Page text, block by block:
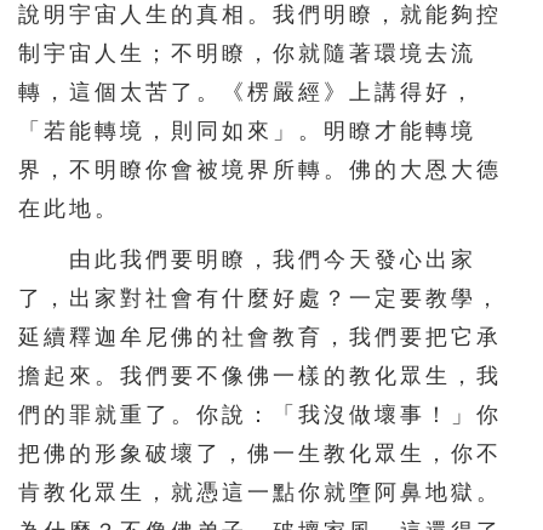
說明宇宙人生的真相。我們明瞭，就能夠控
制宇宙人生；不明瞭，你就隨著環境去流
轉，這個太苦了。《楞嚴經》上講得好，
「若能轉境，則同如來」。明瞭才能轉境
界，不明瞭你會被境界所轉。佛的大恩大德
在此地。
由此我們要明瞭，我們今天發心出家
了，出家對社會有什麼好處？一定要教學，
延續釋迦牟尼佛的社會教育，我們要把它承
擔起來。我們要不像佛一樣的教化眾生，我
們的罪就重了。你說：「我沒做壞事！」你
把佛的形象破壞了，佛一生教化眾生，你不
肯教化眾生，就憑這一點你就墮阿鼻地獄。